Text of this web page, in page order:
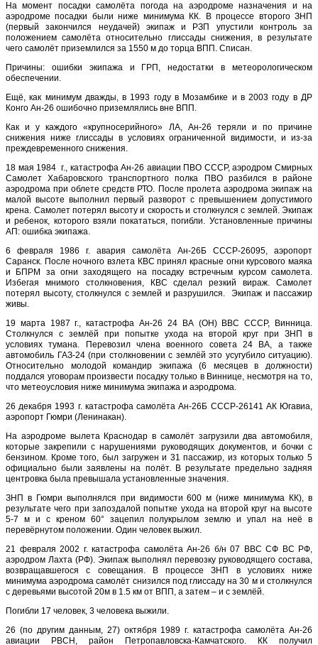
На момент посадки самолёта погода на аэродроме назначения и на
аэродроме посадки были ниже минимума КК. В процессе второго ЗНП
(первый закончился неудачей) экипаж и РЗП упустили контроль за
положением самолёта относительно глиссады снижения, в результате
чего самолёт приземлился за 1550 м до торца ВПП. Списан.
Причины: ошибки экипажа и ГРП, недостатки в метеорологическом
обеспечении.
Ещё, как минимум дважды, в 1993 году в Мозамбике и в 2003 году в ДР
Конго Ан-26 ошибочно приземлялись вне ВПП.
Как и у каждого «крупносерийного» ЛА, Ан-26 теряли и по причине
снижения ниже глиссады в условиях ограниченной видимости, и из-за
преждевременного снижения.
18 мая 1984 г., катастрофа Ан-26 авиации ПВО СССР, аэродром Смирных
Самолет Хабаровского транспортного полка ПВО разбился в районе
аэродрома при облете средств РТО. После пролета аэродрома экипаж на
малой высоте выполнил первый разворот с превышением допустимого
крена. Самолет потерял высоту и скорость и столкнулся с землей. Экипаж
и ребенок, которого взяли покататься, погибли. Установленные причины
АП: ошибка экипажа.
6 февраля 1986 г. авария самолёта Ан-26Б СССР-26095, аэропорт
Саранск. После ночного взлета КВС принял красные огни курсового маяка
и БПРМ за огни заходящего на посадку встречным курсом самолета.
Избегая мнимого столкновения, КВС сделал резкий вираж. Самолет
потерял высоту, столкнулся с землей и разрушился. Экипаж и пассажир
живы.
19 марта 1987 г., катастрофа Ан-26 24 ВА (ОН) ВВС СССР, Винница.
Столкнулся с землёй при попытке ухода на второй круг при ЗНП в
условиях тумана. Перевозил члена военного совета 24 ВА, а также
автомобиль ГАЗ-24 (при столкновении с землёй это усугубило ситуацию).
Относительно молодой командир экипажа (6 месяцев в должности)
поддался уговорам произвести посадку только в Виннице, несмотря на то,
что метеоусловия ниже минимума экипажа и аэродрома.
26 декабря 1993 г. катастрофа самолёта Ан-26Б CCCP-26141 АК Югавиа,
аэропорт Гюмри (Ленинакан).
На аэродроме вылета Краснодар в самолёт загрузили два автомобиля,
которые закрепили с нарушениями руководящих документов, и бочки с
бензином. Кроме того, был загружен и 31 пассажир, из которых только 5
официально были заявлены на полёт. В результате предельно задняя
центровка была превышала установленные значения.
ЗНП в Гюмри выполнялся при видимости 600 м (ниже минимума КК), в
результате чего при запоздалой попытке ухода на второй круг на высоте
5-7 м и с креном 60° зацепил полукрылом землю и упал на неё в
перевёрнутом положении. Один человек выжил.
21 февраля 2002 г. катастрофа самолёта Ан-26 б/н 07 ВВС СФ ВС РФ,
аэродром Лахта (РФ). Экипаж выполнял перевозку руководящего состава,
возвращавшегося с совещания. В процессе ЗНП в условиях ниже
минимума аэродрома самолёт снизился под глиссаду на 30 м и столкнулся
с деревьями высотой 20м в 1.5 км от ВПП, а затем – и с землёй.
Погибли 17 человек, 3 человека выжили.
26 (по другим данным, 27) октября 1989 г. катастрофа самолёта Ан-26
авиации РВСН, район Петропавловска-Камчатского. КК получил